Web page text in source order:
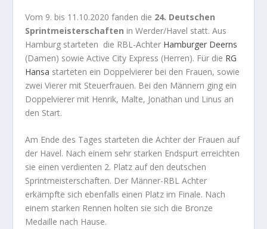
Vom 9. bis 11.10.2020 fanden die 24. Deutschen
Sprintmeisterschaften in Werder/Havel statt. Aus
Hamburg starteten die RBL-Achter Hamburger Deerns
(Damen) sowie Active City Express (Herren). Für die RG
Hansa starteten ein Doppelvierer bei den Frauen, sowie
zwei Vierer mit Steuerfrauen. Bei den Männern ging ein
Doppelvierer mit Henrik, Malte, Jonathan und Linus an
den Start.
Am Ende des Tages starteten die Achter der Frauen auf
der Havel. Nach einem sehr starken Endspurt erreichten
sie einen verdienten 2. Platz auf den deutschen
Sprintmeisterschaften. Der Männer-RBL Achter
erkämpfte sich ebenfalls einen Platz im Finale. Nach
einem starken Rennen holten sie sich die Bronze
Medaille nach Hause.